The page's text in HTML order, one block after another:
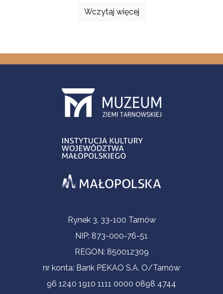
Wczytaj więcej
Informacje kontaktoweRynek 3, 33-100 Tarnów
NIP: 873-000-76-51
REGON: 850012309
nr konta: Bank PEKAO S.A. O/Tarnów
96 1240 1910 1111 0000 0898 4744